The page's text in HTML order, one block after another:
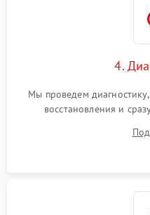
4.
Мы проведем
восстановления и